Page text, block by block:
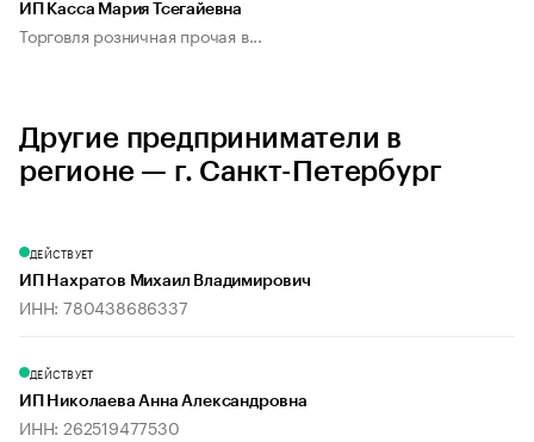
ИП Касса Мария Тсегайевна
Торговля розничная прочая в...
Другие предприниматели в
регионе — г. Санкт-Петербург
ДЕЙСТВУЕТ
ИП Нахратов Михаил Владимирович
ИНН: 780438686337
ДЕЙСТВУЕТ
ИП Николаева Анна Александровна
ИНН: 262519477530